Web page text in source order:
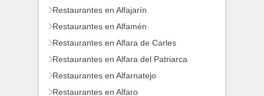
Restaurantes en Alfajarín
Restaurantes en Alfamén
Restaurantes en Alfara de Carles
Restaurantes en Alfara del Patriarca
Restaurantes en Alfarnatejo
Restaurantes en Alfaro